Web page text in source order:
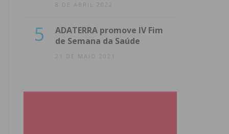
8 DE ABRIL 2022
5
ADATERRA promove IV Fim
de Semana da Saúde
21 DE MAIO 2021